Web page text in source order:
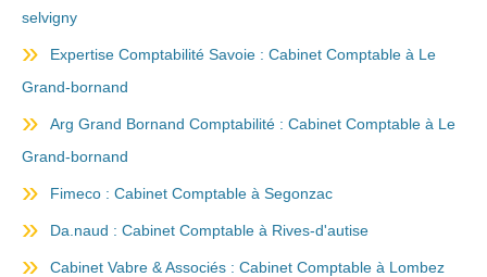
selvigny
Expertise Comptabilité Savoie : Cabinet Comptable à Le
Grand-bornand
Arg Grand Bornand Comptabilité : Cabinet Comptable à Le
Grand-bornand
Fimeco : Cabinet Comptable à Segonzac
Da.naud : Cabinet Comptable à Rives-d'autise
Cabinet Vabre & Associés : Cabinet Comptable à Lombez